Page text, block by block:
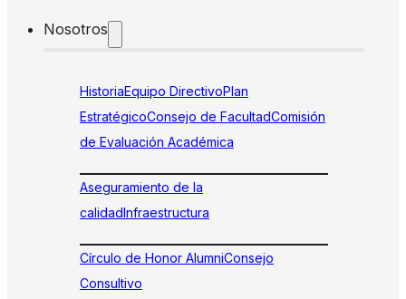
Nosotros
HistoriaEquipo DirectivoPlan
EstratégicoConsejo de FacultadComisión
de Evaluación Académica
Aseguramiento de la
calidadInfraestructura
Círculo de Honor AlumniConsejo
Consultivo